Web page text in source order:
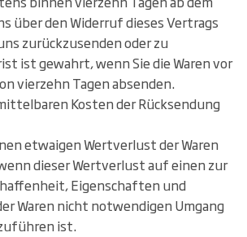
über den Widerruf dieses Vertrags
zurückzusenden oder zu
ist gewahrt, wenn Sie die Waren vor
vierzehn Tagen absenden.
Kosten der Rücksendung
etwaigen Wertverlust der Waren
dieser Wertverlust auf einen zur
Eigenschaften und
Waren nicht notwendigen Umgang
ist.